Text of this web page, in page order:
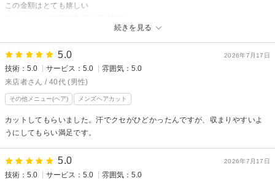
続きを見る
この金額はとても嬉しい
2026年7月17日
5.0
技術：5.0 サービス：5.0
雰囲気：5.0
来店者さん / 40代 (男性)
その他メニュー(ヘア) メンズヘアカット
カットしてもらいました。汗でクセがひどかったんですが、収まりやすいよ
うにしてもらい満足です。
2026年7月17日
5.0
技術：5.0 サービス：5.0
雰囲気：5.0